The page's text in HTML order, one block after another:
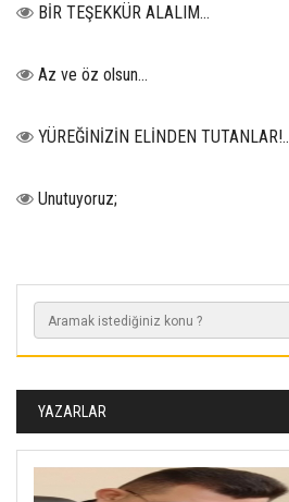
BİR TEŞEKKÜR ALALIM...
Az ve öz olsun…
YÜREĞİNİZİN ELİNDEN TUTANLAR!..
Unutuyoruz;
YAZARLAR